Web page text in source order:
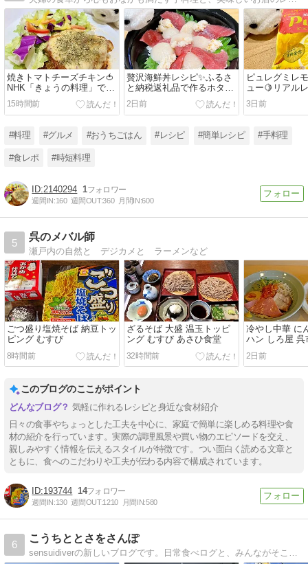
焼きトマトチーズチキン🍅
NHK「きょうの料理」で紹
介レシピ🍳簡単なのに絶品
なごちそうおかず✨
15時間前
贅沢海鮮丼レシピ✨ふるさ
と納税返礼品で作るホタ
テ・カニ・マグロの海鮮丼
～🐟
2日前
ピュレグミレ
ュー🍋リアル
食感と絶妙甘
セラーグミ🤤
ブでも大絶賛‼️
3日前
#料理 #グルメ #おうちごはん #レシピ #簡単レシピ #手料理
#食レポ #時短料理
2140294 1
週間IN:160 週間OUT:360 月間IN:600
5
呉のメバル師
瀬戸内の自然と デジカメと ラーメンなど
ごつ盛り塩焼そば 納豆トッ
ピング むすび
8時間前
ざるそば 大盛 温玉トッピ
ング むすび あさひ食堂
32時間前
冷やし中華 に
ハン しろ屋 呉
2日前
このブログのここがポイント
気軽に作れるレシピと身近な食材紹介
日々の食事やちょっとした工夫を中心に、家庭で簡単に楽しめる料理や食
材の紹介を行っています。実際の調理風景や買い物のエピソードを交え、
親しみやすく情報を伝えるスタイルが特徴です。つい面白く読める文章と
ともに、食へのこだわりや工夫が伝わる内容で構成されています。
193744 14
週間IN:130 週間OUT:1210 月間IN:580
6
こうちととさをさんぽ
sensuidiverの新しいブログです。日常食べログと、みんながそこを訪れたい。そこに行きたいと思えるように心掛けながら投稿（しているつもり）